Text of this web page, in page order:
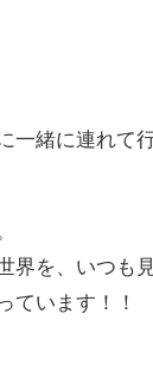
一緒に連れて
界を、いつも
ています！！